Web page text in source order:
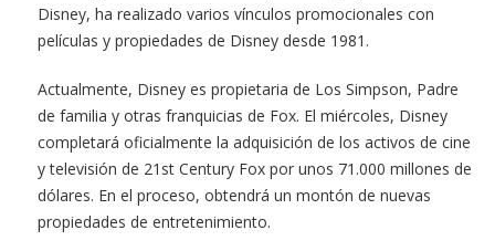
Disney, ha realizado varios vínculos promocionales con
películas y propiedades de Disney desde 1981.
Actualmente, Disney es propietaria de Los Simpson, Padre
de familia y otras franquicias de Fox. El miércoles, Disney
completará oficialmente la adquisición de los activos de cine
y televisión de 21st Century Fox por unos 71.000 millones de
dólares. En el proceso, obtendrá un montón de nuevas
propiedades de entretenimiento.